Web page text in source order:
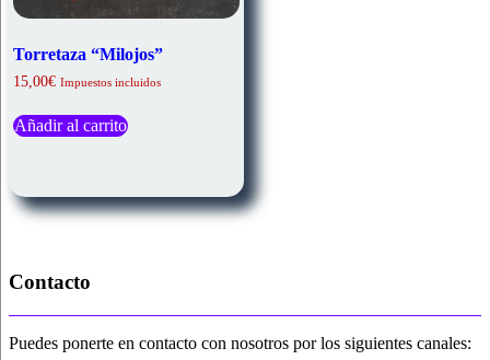
Torretaza “Milojos”
15,00€ Impuestos incluidos
Añadir al carrito
Contacto
Puedes ponerte en contacto con nosotros por los siguientes canales: